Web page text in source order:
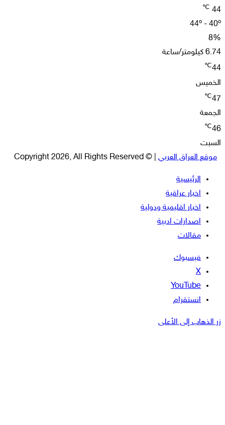
44
℃
44º - 40º
8%
6.74 كيلومتر/ساعة
44
℃
الخميس
47
℃
الجمعة
46
℃
السبت
موقع العراق العربي | © Copyright 2026, All Rights Reserved
الرئيسية
اخبار عراقية
اخبار اقليمية ودولية
اصدارات ادبية
مقالات
فيسبوك
‫X
‫YouTube
انستقرام
زر الذهاب إلى الأعلى